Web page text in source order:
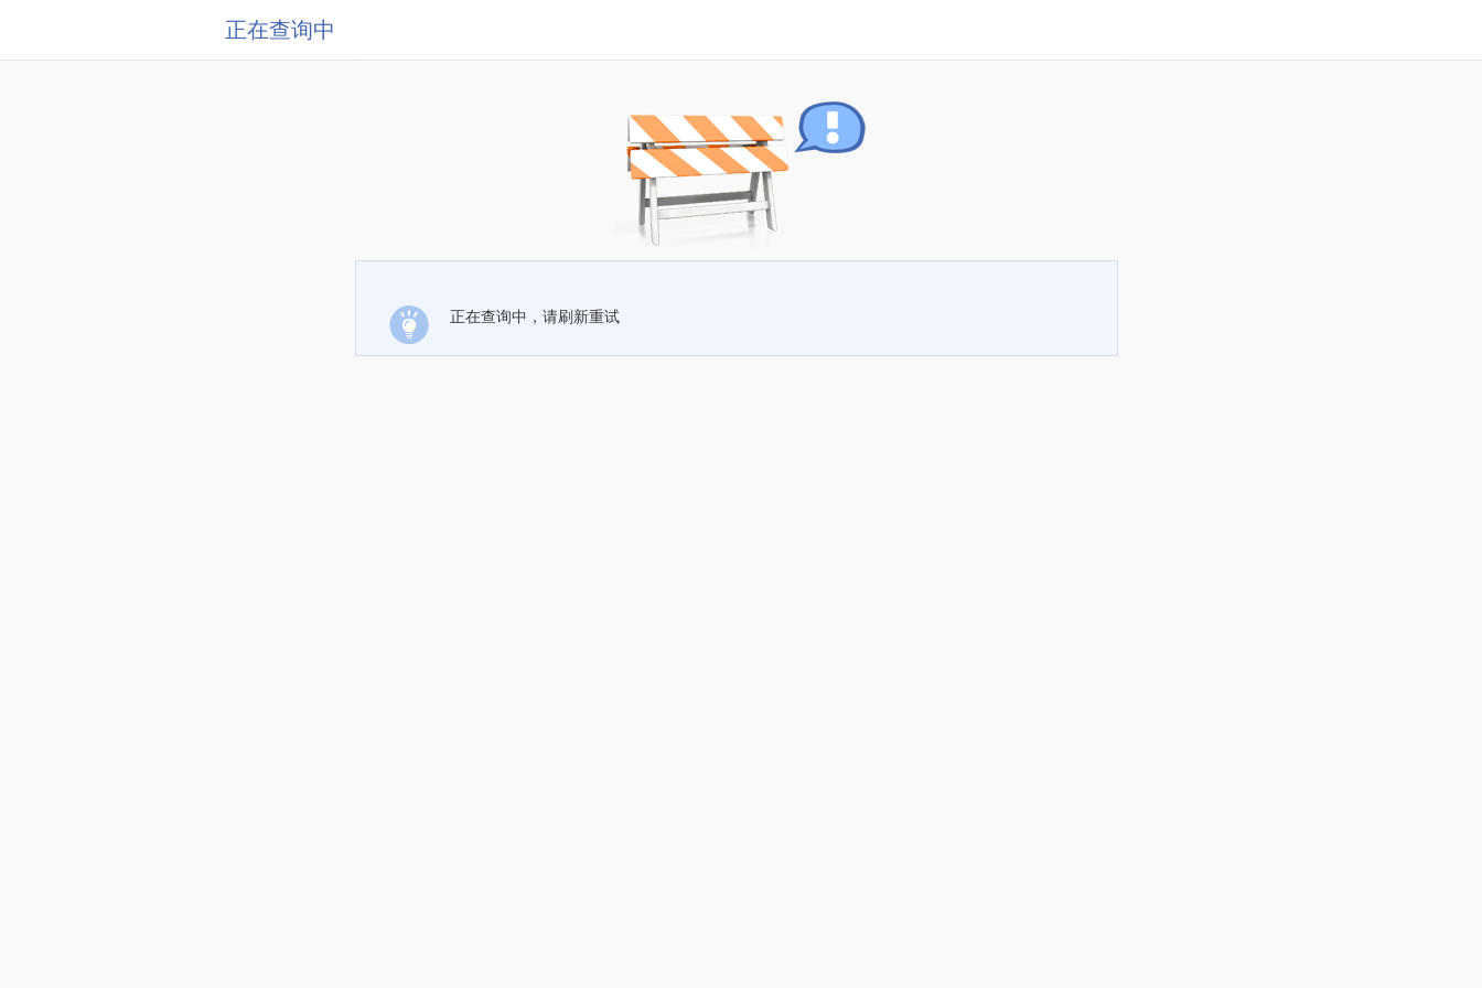
正在查询中
正在查询中，请刷新重试